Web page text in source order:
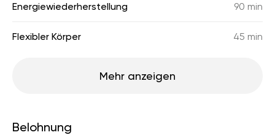
Energiewiederherstellung 90 min
Flexibler Körper 45 min
Mehr anzeigen
Belohnung